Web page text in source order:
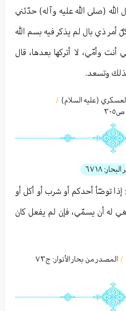
(صلى الله عليه وآله) حدّثني
أمر ذي بال لم يذكر فيه بسم الله
أنت وأمّي، لا أتركها بعدها، قال
وتسعد.
(عليه السلام) /
ص٣۰٥
٦٧١٨
توضّأ أحدكم أو شرب أو أكل أو
له أن يسمّي، فإن لم يفعل كان
/ المصدر من بحار الأنوار: ج٧٣